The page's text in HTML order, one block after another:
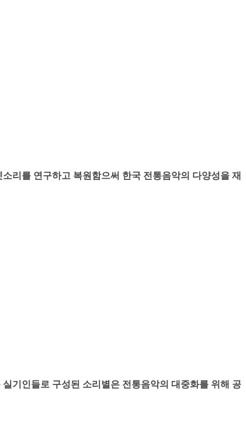
리를 연구하고 복원함으써 한국 전통음악의 다양성을 재
기인들로 구성된 소리별은 전통음악의 대중화를 위해 공